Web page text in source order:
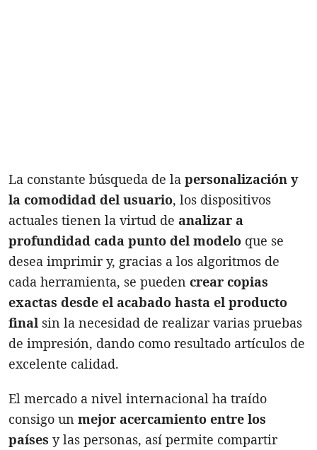
La constante búsqueda de la personalización y
la comodidad del usuario, los dispositivos
actuales tienen la virtud de analizar a
profundidad cada punto del modelo que se
desea imprimir y, gracias a los algoritmos de
cada herramienta, se pueden crear copias
exactas desde el acabado hasta el producto
final sin la necesidad de realizar varias pruebas
de impresión, dando como resultado artículos de
excelente calidad.
El mercado a nivel internacional ha traído
consigo un mejor acercamiento entre los
países y las personas, así permite compartir